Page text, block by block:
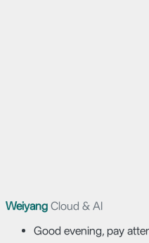
Weiyang Cloud & AI
Good evening, pay